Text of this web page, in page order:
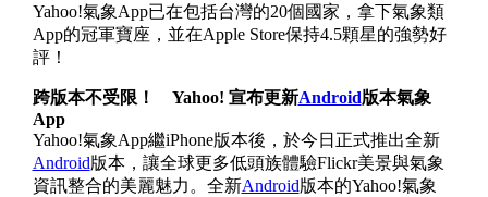
Yahoo!氣象App已在包括台灣的20個國家，拿下氣象類
App的冠軍寶座，並在Apple Store保持4.5顆星的強勢好
評！
跨版本不受限！ Yahoo! 宣布更新Android版本氣象
App
Yahoo!氣象App繼iPhone版本後，於今日正式推出全新
Android版本，讓全球更多低頭族體驗Flickr美景與氣象
資訊整合的美麗魅力。全新Android版本的Yahoo!氣象